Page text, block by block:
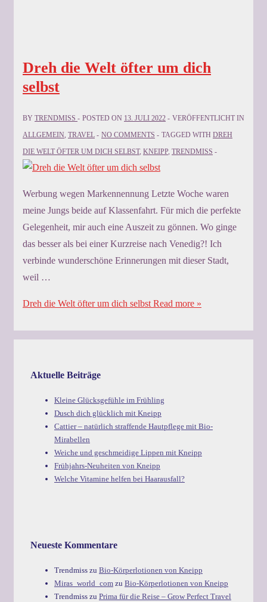
Dreh die Welt öfter um dich
selbst
BY TRENDMISS POSTED ON 13. JULI 2022
VERÖFFENTLICHT IN
ALLGEMEIN, TRAVEL NO COMMENTS TAGGED WITH DREH
DIE WELT ÖFTER UM DICH SELBST, KNEIPP, TRENDMISS
Werbung wegen Markennennung Letzte Woche waren
meine Jungs beide auf Klassenfahrt. Für mich die perfekte
Gelegenheit, mir auch eine Auszeit zu gönnen. Wo ginge
das besser als bei einer Kurzreise nach Venedig?! Ich
verbinde wunderschöne Erinnerungen mit dieser Stadt,
weil …
Dreh die Welt öfter um dich selbst Read more »
Aktuelle Beiträge
Kleine Glücksgefühle im Frühling
Dusch dich glücklich mit Kneipp
Cattier – natürlich straffende Hautpflege mit Bio-
Mirabellen
Weiche und geschmeidige Lippen mit Kneipp
Frühjahrs-Neuheiten von Kneipp
Welche Vitamine helfen bei Haarausfall?
Neueste Kommentare
Trendmiss zu Bio-Körperlotionen von Kneipp
Miras_world_com zu Bio-Körperlotionen von Kneipp
Trendmiss zu Prima für die Reise – Grow Perfect Travel